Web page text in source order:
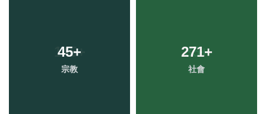
45+
宗教
271+
社會